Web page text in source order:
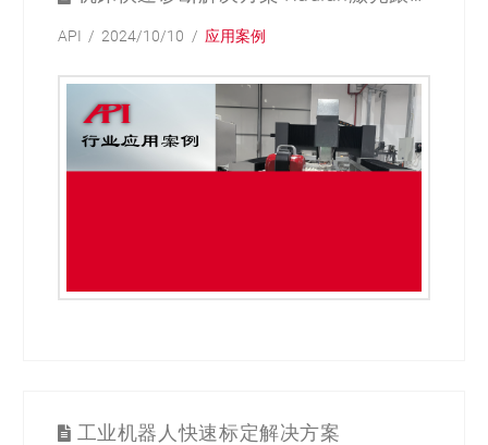
API 2024/10/10 应用案例
工业机器人快速标定解决方案